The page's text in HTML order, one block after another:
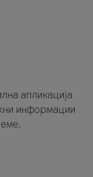
апликација
информации